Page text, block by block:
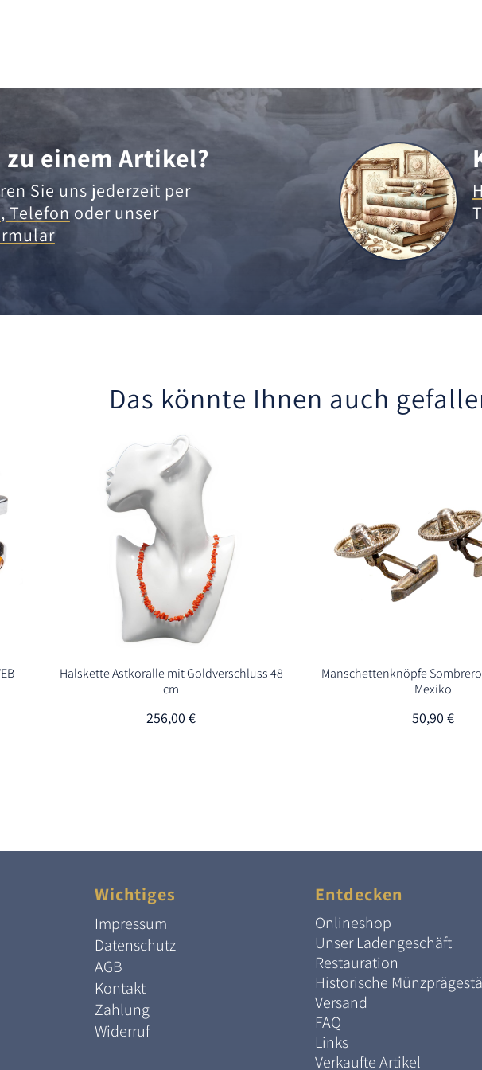
zu einem Artikel?
Sie uns jederzeit per
,Telefonoder unser
Das könnte Ihnen auch
Halskette Astkoralle mit Goldverschluss 48
cm
256,00€
Manschettenknöpfe
Mexiko
50,90€
Wichtiges
Impressum
Datenschutz
AGB
Kontakt
Zahlung
Widerruf
Entdecken
Onlineshop
Unser Ladengeschäft
Restauration
Historische
Versand
FAQ
Links
Verkaufte Artikel